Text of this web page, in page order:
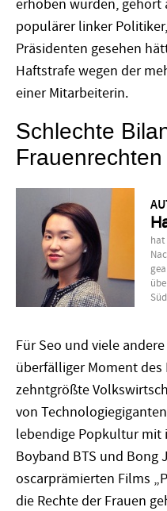
erhoben wurden, gehört
populärer linker
Präsidenten gesehen
Haftstrafe wegen der
einer Mitarbeiterin.
Schlechte
Frauenrechten
hat
Für Seo und viele
überfälliger Moment des
zehntgrößte
von
lebendige Popkultur mit
Boyband BTS und Bong
oscarprämierten Films
die Rechte der Frauen